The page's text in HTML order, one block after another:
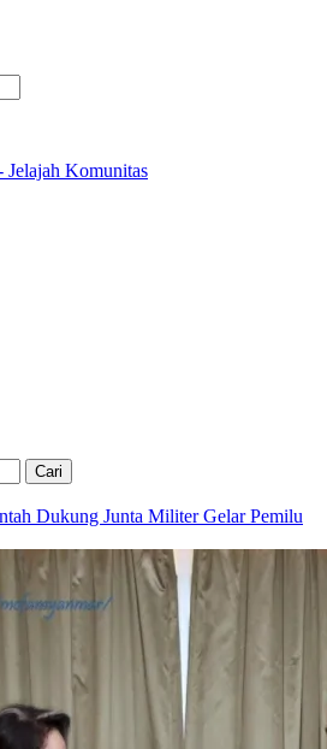
Komunitas
Dukung Junta Militer Gelar Pemilu